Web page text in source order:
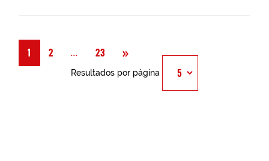
1 2 Página
... 23 » Siguiente
Resultados por página